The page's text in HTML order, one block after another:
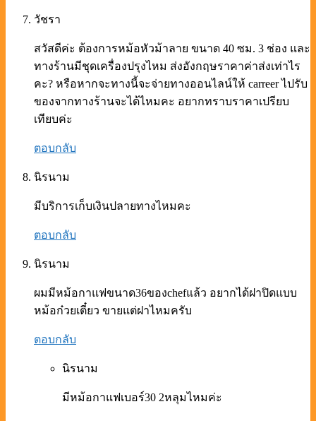
วัชรา
สวัสดีค่ะ ต้องการหม้อหัวม้าลาย ขนาด 40 ซม. 3 ช่อง และ
ทางร้านมีชุดเครื่องปรุงไหม ส่งอังกฤษราคาค่าส่งเท่าไร
คะ? หรือหากจะทางนี้จะจ่ายทางออนไลน์ให้ carreer ไปรับ
ของจากทางร้านจะได้ไหมคะ อยากทราบราคาเปรียบ
เทียบค่ะ
ตอบกลับ
นิรนาม
มีบริการเก็บเงินปลายทางไหมคะ
ตอบกลับ
นิรนาม
ผมมีหม้อกาแฟขนาด36ของchefแล้ว อยากได้ฝาปิดแบบ
หม้อก๋วยเตี๋ยว ขายแต่ฝาไหมครับ
ตอบกลับ
นิรนาม
มีหม้อกาแฟเบอร์30 2หลุมไหมค่ะ